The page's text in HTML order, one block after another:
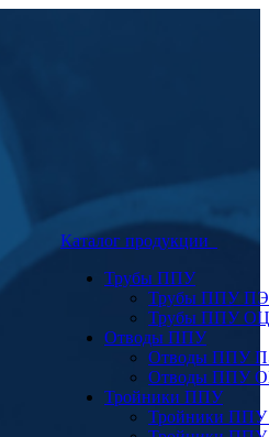
Каталог продукции
Трубы ППУ
Трубы ППУ ПЭ
Трубы ППУ ОЦ
Отводы ППУ
Отводы ППУ
Отводы ППУ
Тройники ППУ
Тройники